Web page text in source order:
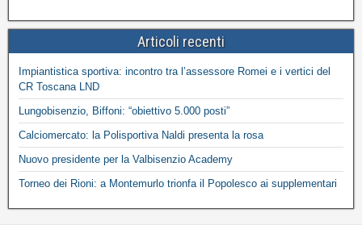
Articoli recenti
Impiantistica sportiva: incontro tra l’assessore Romei e i vertici del
CR Toscana LND
Lungobisenzio, Biffoni: “obiettivo 5.000 posti”
Calciomercato: la Polisportiva Naldi presenta la rosa
Nuovo presidente per la Valbisenzio Academy
Torneo dei Rioni: a Montemurlo trionfa il Popolesco ai supplementari